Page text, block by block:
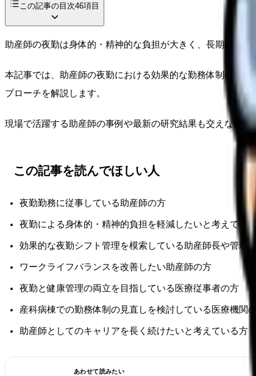
この記事の目次46項目
助産師の夜勤は身体的・精神的な負担が大きく、長期的な
本記事では、助産師の夜勤における効果的な勤務体制の構
プローチを解説します。
現場で活躍する助産師の事例や最新の研究結果も交えなが
この記事を読んでほしい人
夜勤勤務に従事している助産師の方
夜勤による身体的・精神的負担を軽減したいと考えてい
効果的な夜勤シフト管理を模索している助産師長や管理
ワークライフバランスを改善したい助産師の方
夜勤と健康管理の両立を目指している医療従事者の方
産科病棟での勤務体制の見直しを検討している医療機関
助産師としてのキャリアを長く続けたいと考えている方
あわせて読みたい